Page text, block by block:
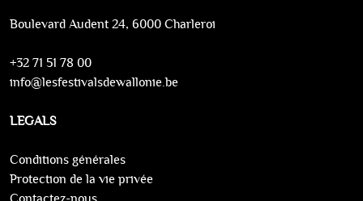
Boulevard Audent 24, 6000 Charleroi
+32 71 51 78 00
info@lesfestivalsdewallonie.be
LEGALS
Conditions générales
Protection de la vie privée